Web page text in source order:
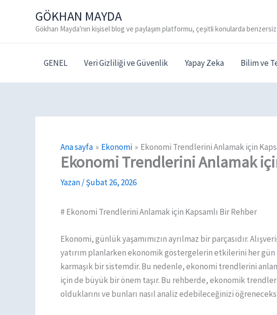
GÖKHAN MAYDA
Gökhan Mayda'nın kişisel blog ve paylaşım platformu, çeşitli konularda
GENEL Veri Gizliliği ve Güvenlik Yapay Zeka Bilim ve
Ana sayfa Ekonomi Ekonomi Trendlerini Anlamak için
Ekonomi Trendlerini Anlamak
Yazan/Şubat 26, 2026
# Ekonomi Trendlerini Anlamak için Kapsamlı Bir Rehber
Ekonomi, günlük yaşamımızın ayrılmaz bir parçasıdır.
yatırım planlarken ekonomik göstergelerin etkilerini her gün
karmaşık bir sistemdir. Bu nedenle, ekonomi trendlerini
için de büyük bir önem taşır. Bu rehberde, ekonomik
olduklarını ve bunları nasıl analiz edebileceğinizi